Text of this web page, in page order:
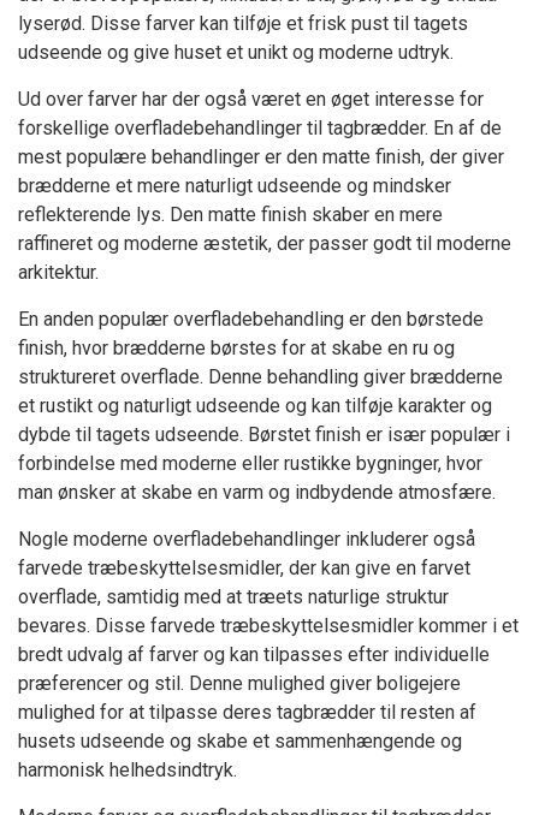
lyserød. Disse farver kan tilføje et frisk pust til tagets
udseende og give huset et unikt og moderne udtryk.
Ud over farver har der også været en øget interesse for
forskellige overfladebehandlinger til tagbrædder. En af de
mest populære behandlinger er den matte finish, der giver
brædderne et mere naturligt udseende og mindsker
reflekterende lys. Den matte finish skaber en mere
raffineret og moderne æstetik, der passer godt til moderne
arkitektur.
En anden populær overfladebehandling er den børstede
finish, hvor brædderne børstes for at skabe en ru og
struktureret overflade. Denne behandling giver brædderne
et rustikt og naturligt udseende og kan tilføje karakter og
dybde til tagets udseende. Børstet finish er især populær i
forbindelse med moderne eller rustikke bygninger, hvor
man ønsker at skabe en varm og indbydende atmosfære.
Nogle moderne overfladebehandlinger inkluderer også
farvede træbeskyttelsesmidler, der kan give en farvet
overflade, samtidig med at træets naturlige struktur
bevares. Disse farvede træbeskyttelsesmidler kommer i et
bredt udvalg af farver og kan tilpasses efter individuelle
præferencer og stil. Denne mulighed giver boligejere
mulighed for at tilpasse deres tagbrædder til resten af
husets udseende og skabe et sammenhængende og
harmonisk helhedsindtryk.